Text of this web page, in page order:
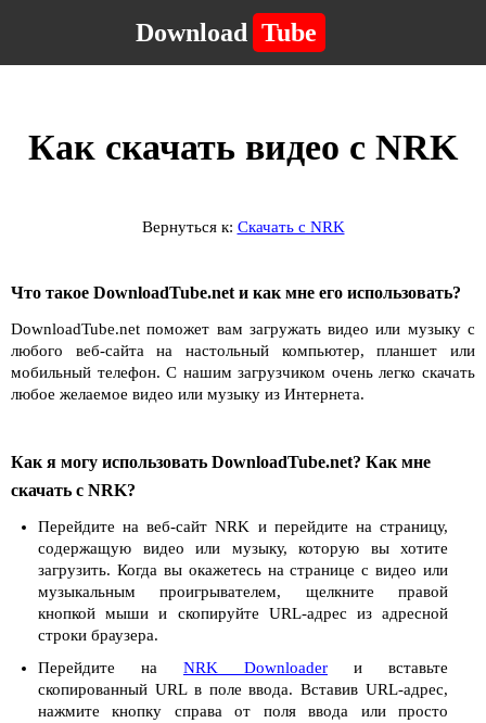
Download Tube
Как скачать видео с NRK
Вернуться к: Скачать с NRK
Что такое DownloadTube.net и как мне его использовать?
DownloadTube.net поможет вам загружать видео или музыку с
любого веб-сайта на настольный компьютер, планшет или
мобильный телефон. С нашим загрузчиком очень легко скачать
любое желаемое видео или музыку из Интернета.
Как я могу использовать DownloadTube.net? Как мне
скачать с NRK?
Перейдите на веб-сайт NRK и перейдите на страницу,
содержащую видео или музыку, которую вы хотите
загрузить. Когда вы окажетесь на странице с видео или
музыкальным проигрывателем, щелкните правой
кнопкой мыши и скопируйте URL-адрес из адресной
строки браузера.
Перейдите на NRK Downloader и вставьте
скопированный URL в поле ввода. Вставив URL-адрес,
нажмите кнопку справа от поля ввода или просто